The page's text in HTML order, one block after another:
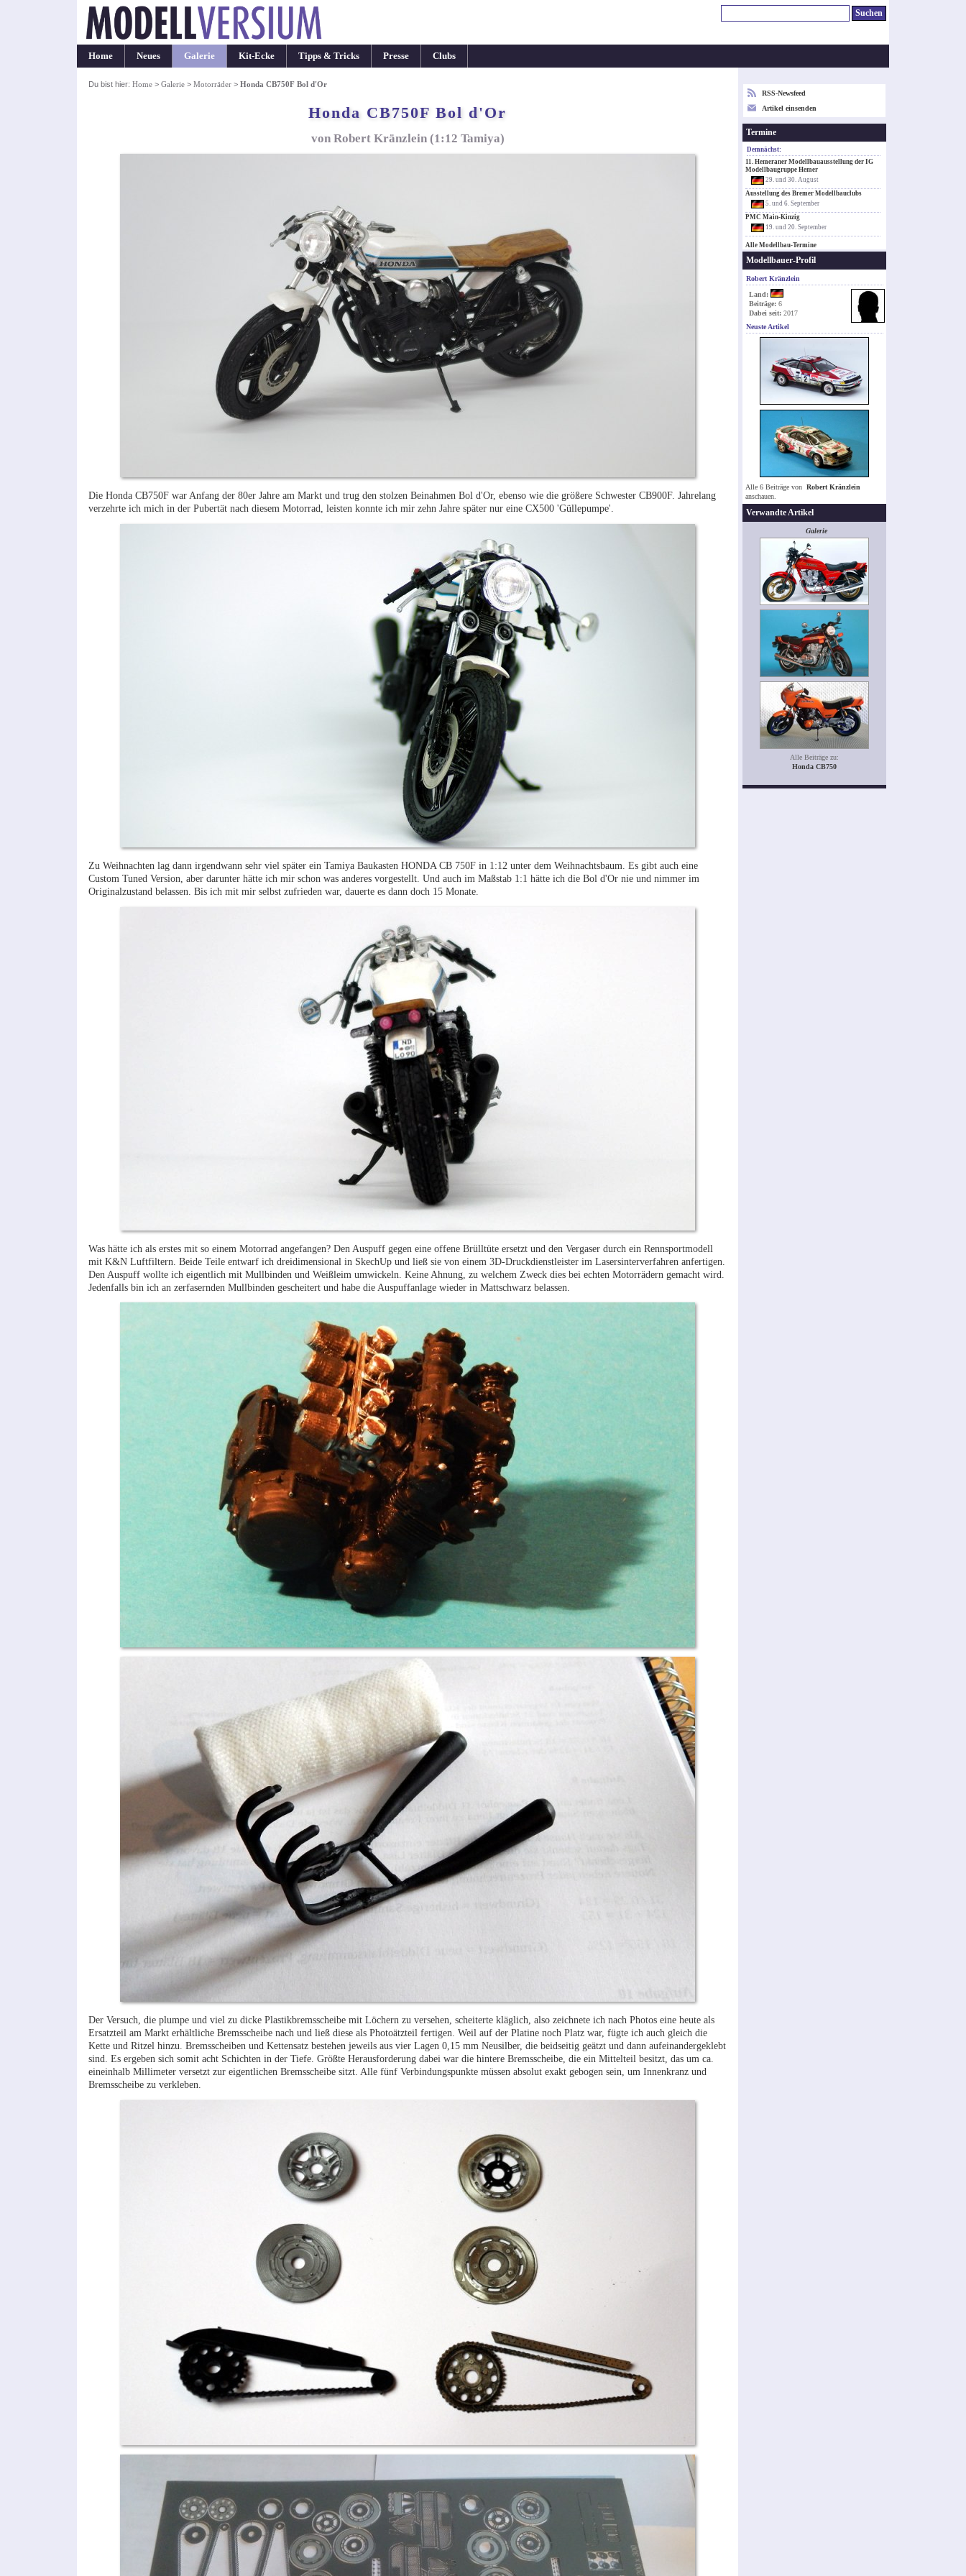
Home Neues Galerie Kit-Ecke Tipps & Tricks Presse Clubs
Du bist hier: Home> Galerie> Motorräder> Honda CB750F Bol d'Or
Honda CB750F Bol d'Or
von Robert Kränzlein (1:12 Tamiya)
Die Honda CB750F war Anfang der 80er Jahre am Markt und trug den stolzen Beinahmen Bol d'Or, ebenso wie die größere Schwester CB900F. Jahrelang
verzehrte ich mich in der Pubertät nach diesem Motorrad, leisten konnte ich mir zehn Jahre später nur eine CX500 'Güllepumpe'.
Zu Weihnachten lag dann irgendwann sehr viel später ein Tamiya Baukasten HONDA CB 750F in 1:12 unter dem Weihnachtsbaum. Es gibt auch eine
Custom Tuned Version, aber darunter hätte ich mir schon was anderes vorgestellt. Und auch im Maßstab 1:1 hätte ich die Bol d'Or nie und nimmer im
Originalzustand belassen. Bis ich mit mir selbst zufrieden war, dauerte es dann doch 15 Monate.
Was hätte ich als erstes mit so einem Motorrad angefangen? Den Auspuff gegen eine offene Brülltüte ersetzt und den Vergaser durch ein Rennsportmodell
mit K&N Luftfiltern. Beide Teile entwarf ich dreidimensional in SkechUp und ließ sie von einem 3D-Druckdienstleister im Lasersinterverfahren anfertigen.
Den Auspuff wollte ich eigentlich mit Mullbinden und Weißleim umwickeln. Keine Ahnung, zu welchem Zweck dies bei echten Motorrädern gemacht wird.
Jedenfalls bin ich an zerfasernden Mullbinden gescheitert und habe die Auspuffanlage wieder in Mattschwarz belassen.
Der Versuch, die plumpe und viel zu dicke Plastikbremsscheibe mit Löchern zu versehen, scheiterte kläglich, also zeichnete ich nach Photos eine heute als
Ersatzteil am Markt erhältliche Bremsscheibe nach und ließ diese als Photoätzteil fertigen. Weil auf der Platine noch Platz war, fügte ich auch gleich die
Kette und Ritzel hinzu. Bremsscheiben und Kettensatz bestehen jeweils aus vier Lagen 0,15 mm Neusilber, die beidseitig geätzt und dann aufeinandergeklebt
sind. Es ergeben sich somit acht Schichten in der Tiefe. Größte Herausforderung dabei war die hintere Bremsscheibe, die ein Mittelteil besitzt, das um ca.
eineinhalb Millimeter versetzt zur eigentlichen Bremsscheibe sitzt. Alle fünf Verbindungspunkte müssen absolut exakt gebogen sein, um Innenkranz und
Bremsscheibe zu verkleben.
RSS-Newsfeed
Artikel einsenden
Termine
Demnächst:
11. Hemeraner Modellbauausstellung der IG
Modellbaugruppe Hemer
29. und 30. August
Ausstellung des Bremer Modellbauclubs
5. und 6. September
PMC Main-Kinzig
19. und 20. September
Alle Modellbau-Termine
Modellbauer-Profil
Robert Kränzlein
Land:
Beiträge: 6
Dabei seit: 2017
Neuste Artikel
Alle 6 Beiträge von Robert Kränzlein
anschauen.
Verwandte Artikel
Galerie
Alle Beiträge zu:
Honda CB750